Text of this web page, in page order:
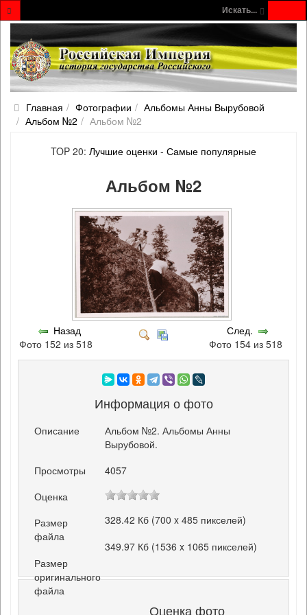
Искать...
Главная Фотографии
Альбомы Анны Вырубовой
Альбом №2
Альбом №2
TOP 20: Лучшие оценки - Самые популярные
Альбом №2
Назад
Фото 152 из 518
След.
Фото 154 из 518
Информация о фото
Описание
Альбом №2. Альбомы Анны
Вырубовой.
Просмотры
4057
Оценка
Размер
файла
328.42 Кб (700 x 485 пикселей)
Размер
оригинального
файла
349.97 Кб (1536 x 1065 пикселей)
Оценка фото